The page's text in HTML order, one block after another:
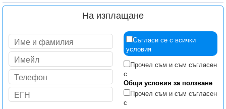
На изплащане
Съгласи се с всички
условия
Прочел съм и съм съгласен
с
Общи условия за ползване
Прочел съм и съм съгласен
с